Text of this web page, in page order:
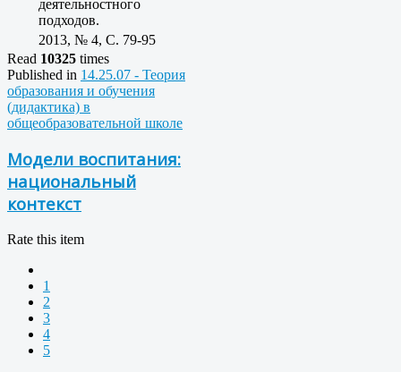
деятельностного
подходов.
2013, № 4, C. 79-95
Read 10325 times
Published in 14.25.07 - Теория
образования и обучения
(дидактика) в
общеобразовательной школе
Модели воспитания:
национальный
контекст
Rate this item
1
2
3
4
5